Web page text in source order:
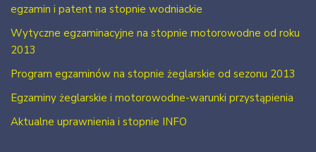
egzamin i patent na stopnie wodniackie
Wytyczne egzaminacyjne na stopnie motorowodne od roku
2013
Program egzaminów na stopnie żeglarskie od sezonu 2013
Egzaminy żeglarskie i motorowodne-warunki przystąpienia
Aktualne uprawnienia i stopnie INFO